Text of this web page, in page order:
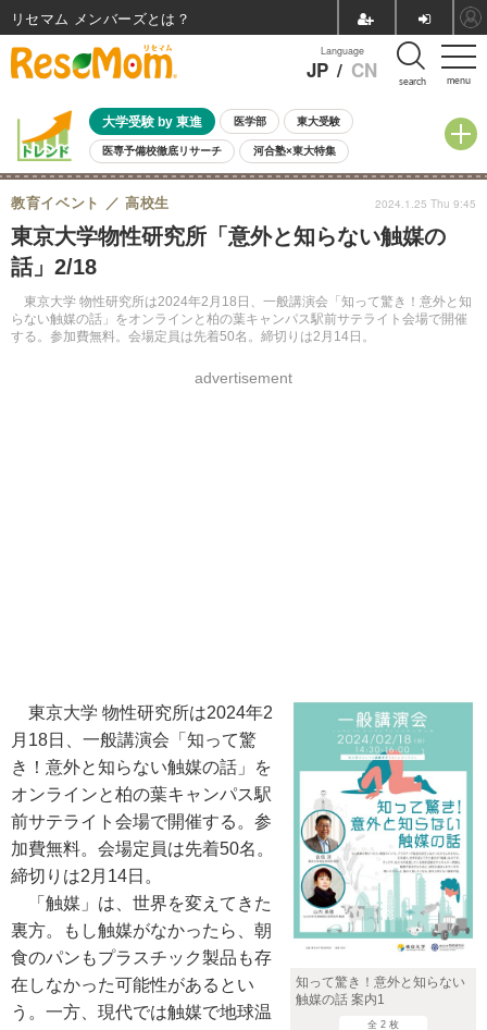
menu
Language
JP / CN search
大学受験 by 東進 医学部 東大受験
医専予備校徹底リサーチ 河合塾×東大特集
親子で考える大学選び 高校受験 中学受験 小学校受験
共通テスト 夏休み
8月開催イベント・WS 全国公立高校 過去問 人気記事
自由研究教材（小学生向け）
東京大学物性研究所「意外と知らない触媒の
話」2/18
東京大学 物性研究所は2024年2月18日、一般講演会「知って驚き！意外と知
らない触媒の話」をオンラインと柏の葉キャンパス駅前サテライト会場で開催
する。参加費無料。会場定員は先着50名。締切りは2月14日。
教育イベント 高校生
advertisement
2024.1.25 Thu 9:45
知って驚き！意外と知らない
触媒の話 案内1
全 2 枚
東京大学 物性研究所は2024年2
月18日、一般講演会「知って驚
き！意外と知らない触媒の話」を
オンラインと柏の葉キャンパス駅
前サテライト会場で開催する。参
加費無料。会場定員は先着50名。
締切りは2月14日。
「触媒」は、世界を変えてきた
裏方。もし触媒がなかったら、朝
食のパンもプラスチック製品も存
在しなかった可能性があるとい
う。一方、現代では触媒で地球温
リセマム メンバーズ